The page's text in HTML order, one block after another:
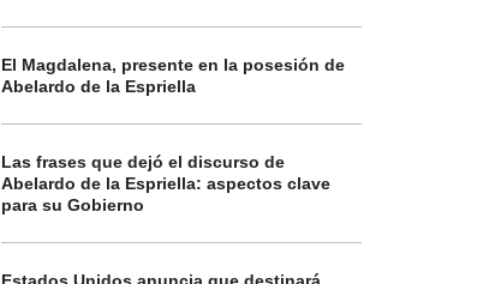
El Magdalena, presente en la posesión de
Abelardo de la Espriella
Las frases que dejó el discurso de
Abelardo de la Espriella: aspectos clave
para su Gobierno